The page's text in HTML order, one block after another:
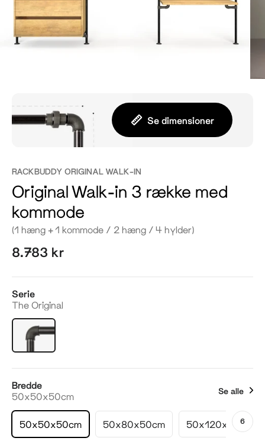
Se dimensioner
RACKBUDDY ORIGINAL WALK-IN
Original Walk-in 3 række med
kommode
(1 hæng + 1 kommode / 2 hæng / 4 hylder)
8.783 kr
Serie
The Original
Bredde
50x50x50cm
Se alle
50x50x50cm 50x80x50cm 50x120x50cm
6